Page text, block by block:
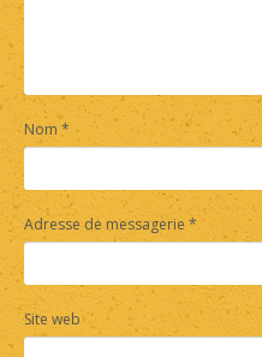
Nom*
Adresse de messagerie *
Site web